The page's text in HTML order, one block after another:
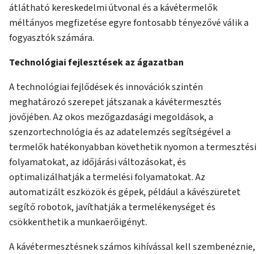
átlátható kereskedelmi útvonal és a kávétermelők
méltányos megfizetése egyre fontosabb tényezővé válik a
fogyasztók számára.
Technológiai fejlesztések az ágazatban
A technológiai fejlődések és innovációk szintén
meghatározó szerepet játszanak a kávétermesztés
jövőjében. Az okos mezőgazdasági megoldások, a
szenzortechnológia és az adatelemzés segítségével a
termelők hatékonyabban követhetik nyomon a termesztési
folyamatokat, az időjárási változásokat, és
optimalizálhatják a termelési folyamatokat. Az
automatizált eszközök és gépek, például a kávészüretet
segítő robotok, javíthatják a termelékenységet és
csökkenthetik a munkaerőigényt.
A kávétermesztésnek számos kihívással kell szembenéznie,